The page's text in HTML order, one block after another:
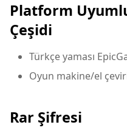
Platform
Çeşidi
Türkçe yaması
Oyun makine/el
Rar Şifresi